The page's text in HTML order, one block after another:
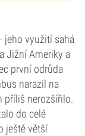
jeho využití sahá
Jižní Ameriky a
první odrůda
narazil na
příliš nerozšířilo.
do celé
ještě větší